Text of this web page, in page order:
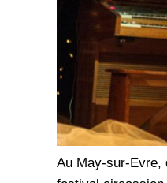
Au May-sur-Evre,